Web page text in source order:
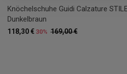
Knöchelschuhe Guidi Calzature
Dunkelbraun
169,00 €
118,30 € 30%